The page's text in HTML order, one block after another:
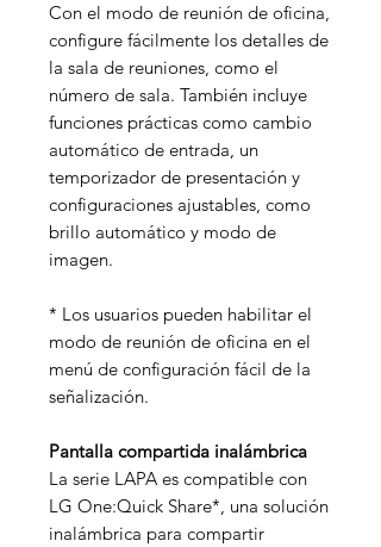
Con el modo de reunión de oficina,
configure fácilmente los detalles de
la sala de reuniones, como el
número de sala. También incluye
funciones prácticas como cambio
automático de entrada, un
temporizador de presentación y
configuraciones ajustables, como
brillo automático y modo de
imagen.
* Los usuarios pueden habilitar el
modo de reunión de oficina en el
menú de configuración fácil de la
señalización.
Pantalla compartida inalámbrica
La serie LAPA es compatible con
LG One:Quick Share*, una solución
inalámbrica para compartir